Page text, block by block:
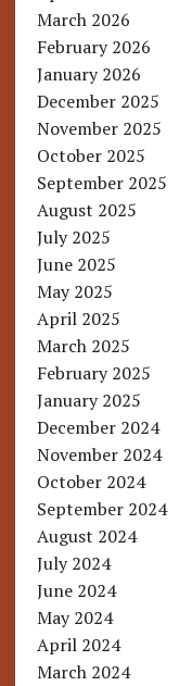
March 2026
February 2026
January 2026
December 2025
November 2025
October 2025
September 2025
August 2025
July 2025
June 2025
May 2025
April 2025
March 2025
February 2025
January 2025
December 2024
November 2024
October 2024
September 2024
August 2024
July 2024
June 2024
May 2024
April 2024
March 2024